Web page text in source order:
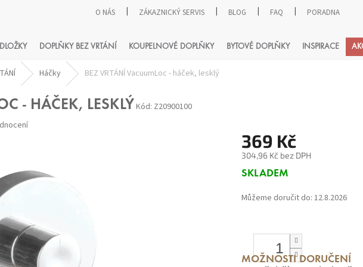
O NÁS ZÁKAZNICKÝ SERVIS BLOG FAQ PORADNA
HLEDAT
DOPLŇKY BEZ VRTÁNÍ KOUPELNOVÉ DOPLŇKY BYTOVÉ DOPLŇKY INSPIRACE
Háčky BEZ VRTÁNÍ VacuumLoc - háček, lesklý
- HÁČEK, LESKLÝ Kód: Z20900100
369 Kč
304,96 Kč bez DPH
Měrná
SKLADEM
Můžeme doručit do: 12.8.2026
MOŽNOSTI DORUČENÍ